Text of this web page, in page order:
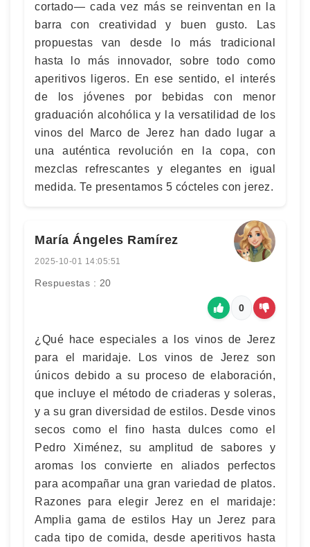
cortado— cada vez más se reinventan en la
barra con creatividad y buen gusto. Las
propuestas van desde lo más tradicional
hasta lo más innovador, sobre todo como
aperitivos ligeros. En ese sentido, el interés
de los jóvenes por bebidas con menor
graduación alcohólica y la versatilidad de los
vinos del Marco de Jerez han dado lugar a
una auténtica revolución en la copa, con
mezclas refrescantes y elegantes en igual
medida. Te presentamos 5 cócteles con jerez.
María Ángeles Ramírez
2025-10-01 14:05:51
Respuestas : 20
0
¿Qué hace especiales a los vinos de Jerez
para el maridaje. Los vinos de Jerez son
únicos debido a su proceso de elaboración,
que incluye el método de criaderas y soleras,
y a su gran diversidad de estilos. Desde vinos
secos como el fino hasta dulces como el
Pedro Ximénez, su amplitud de sabores y
aromas los convierte en aliados perfectos
para acompañar una gran variedad de platos.
Razones para elegir Jerez en el maridaje:
Amplia gama de estilos Hay un Jerez para
cada tipo de comida, desde aperitivos hasta